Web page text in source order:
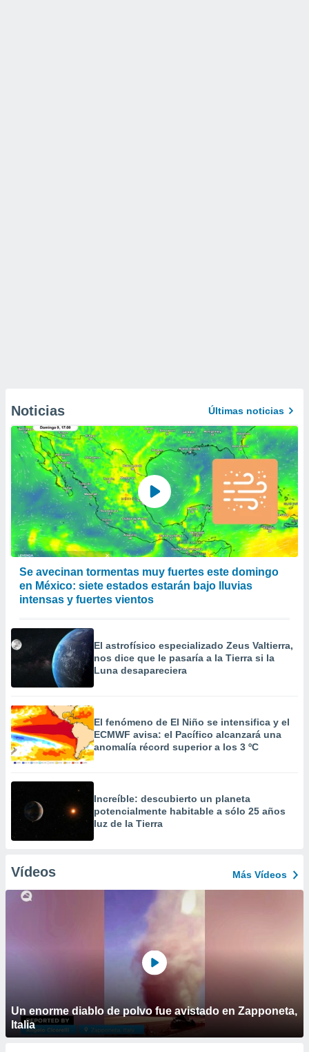
Noticias Últimas noticias
Se avecinan tormentas muy fuertes este domingo
en México: siete estados estarán bajo lluvias
intensas y fuertes vientos
El astrofísico especializado Zeus Valtierra,
nos dice que le pasaría a la Tierra si la
Luna desapareciera
El fenómeno de El Niño se intensifica y el
ECMWF avisa: el Pacífico alcanzará una
anomalía récord superior a los 3 ºC
Increíble: descubierto un planeta
potencialmente habitable a sólo 25 años
luz de la Tierra
Vídeos Más Vídeos
Un enorme diablo de polvo fue avistado en Zapponeta,
Italia